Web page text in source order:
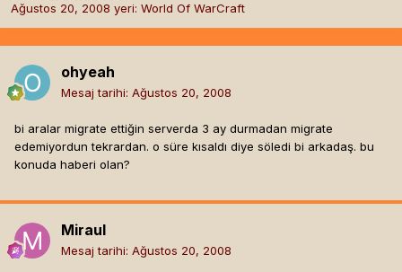
Ağustos 20, 2008 yeri: World Of WarCraft
ohyeah
Mesaj tarihi: Ağustos 20, 2008
bi aralar migrate ettiğin serverda 3 ay durmadan migrate
edemiyordun tekrardan. o süre kısaldı diye söledi bi arkadaş. bu
konuda haberi olan?
Miraul
Mesaj tarihi: Ağustos 20, 2008